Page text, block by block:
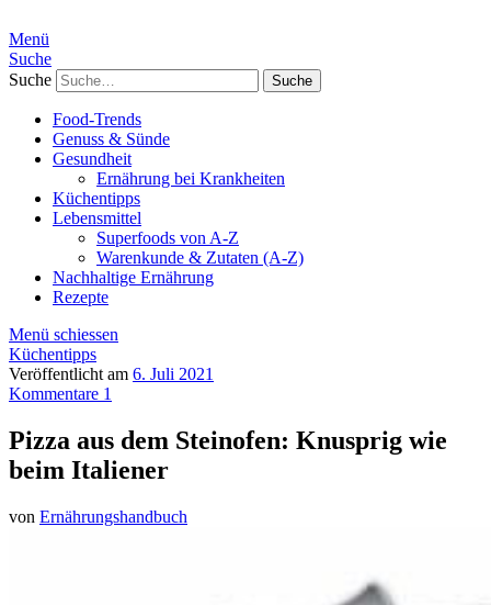
Menü
Suche
Suche
Food-Trends
Genuss & Sünde
Gesundheit
Ernährung bei Krankheiten
Küchentipps
Lebensmittel
Superfoods von A-Z
Warenkunde & Zutaten (A-Z)
Nachhaltige Ernährung
Rezepte
Menü schiessen
Küchentipps
Veröffentlicht am 6. Juli 2021
Kommentare 1
Pizza aus dem Steinofen: Knusprig wie
beim Italiener
von Ernährungshandbuch